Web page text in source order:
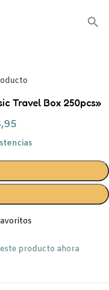
Travel Box 250pcs»
producto ahora